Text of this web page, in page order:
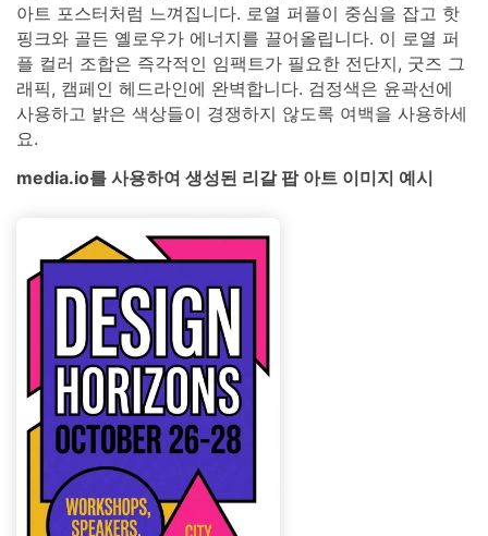
아트 포스터처럼 느껴집니다. 로열 퍼플이 중심을 잡고 핫
핑크와 골든 옐로우가 에너지를 끌어올립니다. 이 로열 퍼
플 컬러 조합은 즉각적인 임팩트가 필요한 전단지, 굿즈 그
래픽, 캠페인 헤드라인에 완벽합니다. 검정색은 윤곽선에
사용하고 밝은 색상들이 경쟁하지 않도록 여백을 사용하세
요.
media.io를 사용하여 생성된 리갈 팝 아트 이미지 예시